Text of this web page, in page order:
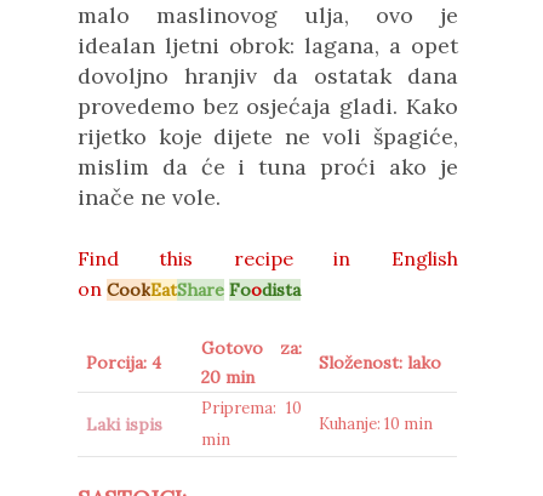
malo maslinovog ulja, ovo je
idealan ljetni obrok: lagana, a opet
dovoljno hranjiv da ostatak dana
provedemo bez osjećaja gladi. Kako
rijetko koje dijete ne voli špagiće,
mislim da će i tuna proći ako je
inače ne vole.
Find this recipe in
English
on CookEatShare Foodista
Porcija: 4
Gotovo za:
20 min
Složenost: lako
Laki ispis
Priprema: 10
min
Kuhanje: 10 min